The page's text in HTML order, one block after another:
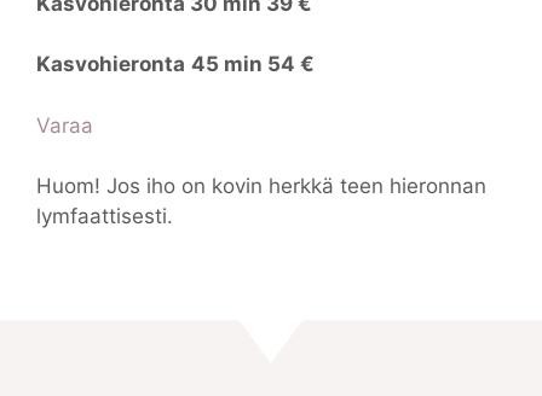
Kasvohieronta 45 min 54 €
Varaa
Huom! Jos iho on kovin herkkä teen hieronnan
lymfaattisesti.